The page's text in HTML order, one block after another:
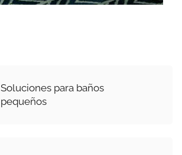
Soluciones para baños
pequeños